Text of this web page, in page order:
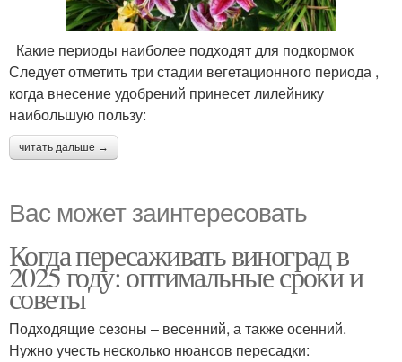
Какие периоды наиболее подходят для подкормок
Следует отметить три стадии вегетационного периода ,
когда внесение удобрений принесет лилейнику
наибольшую пользу:
читать дальше →
Вас может заинтересовать
Когда пересаживать виноград в
2025 году: оптимальные сроки и
советы
Подходящие сезоны – весенний, а также осенний.
Нужно учесть несколько нюансов пересадки: